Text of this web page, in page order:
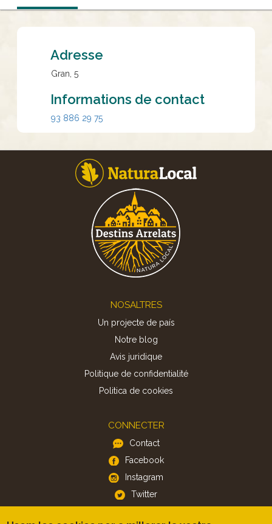
Adresse
Gran, 5
Informations de contact
93 886 29 75
NOSALTRES
Un projecte de país
Notre blog
Avis juridique
Politique de confidentialité
Politica de cookies
CONNECTER
Contact
Facebook
Instagram
Twitter